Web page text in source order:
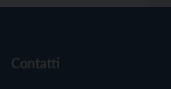
Contatti